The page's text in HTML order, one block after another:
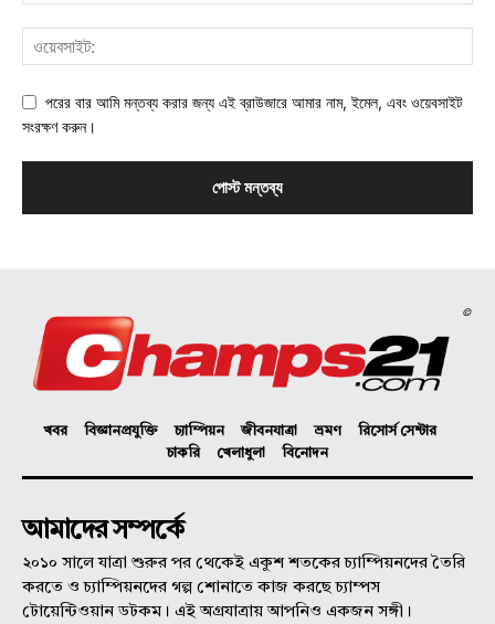
পরের বার আমি মন্তব্য করার জন্য এই ব্রাউজারে আমার নাম, ইমেল, এবং ওয়েবসাইট
সংরক্ষণ করুন।
©
খবর বিজ্ঞানপ্রযুক্তি চ্যাম্পিয়ন জীবনযাত্রা ভ্রমণ
রিসোর্স সেন্টার
চাকরি
খেলাধুলা বিনোদন
আমাদের সম্পর্কে
২০১০ সালে যাত্রা শুরুর পর থেকেই একুশ শতকের চ্যাম্পিয়নদের তৈরি
করতে ও চ্যাম্পিয়নদের গল্প শোনাতে কাজ করছে চ্যাম্পস
টোয়েন্টিওয়ান ডটকম। এই অগ্রযাত্রায় আপনিও একজন সঙ্গী।